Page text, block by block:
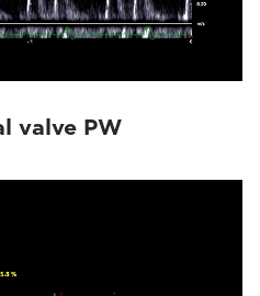
valve PW